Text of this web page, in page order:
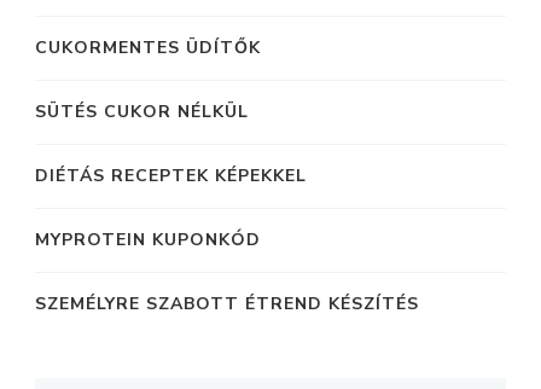
CUKORMENTES ÜDÍTŐK
SÜTÉS CUKOR NÉLKÜL
DIÉTÁS RECEPTEK KÉPEKKEL
MYPROTEIN KUPONKÓD
SZEMÉLYRE SZABOTT ÉTREND KÉSZÍTÉS